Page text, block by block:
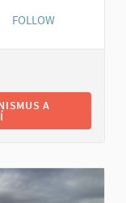
1 FOLLOWER
FOLLOW
A UDRŽITELNÉ
A